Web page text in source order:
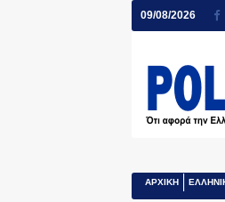
09/08/2026
ΑΡΧΙΚΗ